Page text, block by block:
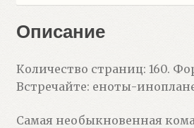
Е.)
Описание
Количество страниц: 160.
Встречайте: еноты-
Самая необыкновенная